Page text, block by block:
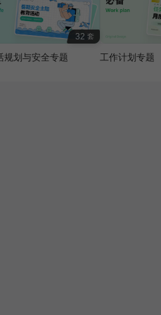
32 套
规划与安全专题 工作计划专题